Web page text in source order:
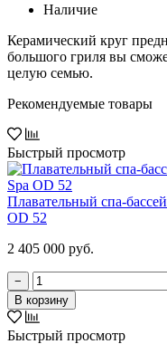
Наличие
Керамический круг
большого гриля вы
целую семью.
Рекомендуемые товары
Быстрый просмотр
Плавательный спа-
OD 52
2 405 000 руб.
−
В корзину
Быстрый просмотр